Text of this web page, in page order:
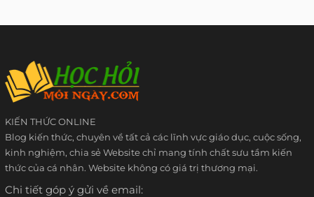
KIẾN THỨC ONLINE
Blog kiến thức, chuyên về tất cả các lĩnh vực giáo dục, cuộc sống,
kinh nghiệm, chia sẻ Website chỉ mang tính chất sưu tầm kiến
thức của cá nhân. Website không có giá trị thương mại.
Chi tiết góp ý gửi về email: